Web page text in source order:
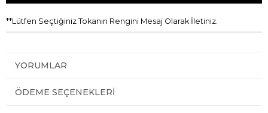
**Lütfen Seçtiğiniz Tokanın Rengini Mesaj Olarak İletiniz.
YORUMLAR
ÖDEME SEÇENEKLERI